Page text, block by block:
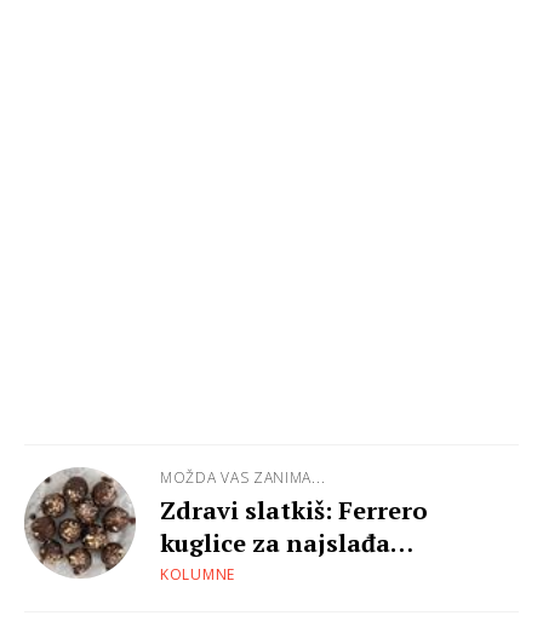
MOŽDA VAS ZANIMA...
Zdravi slatkiš: Ferrero
kuglice za najslađa
popodneva
KOLUMNE